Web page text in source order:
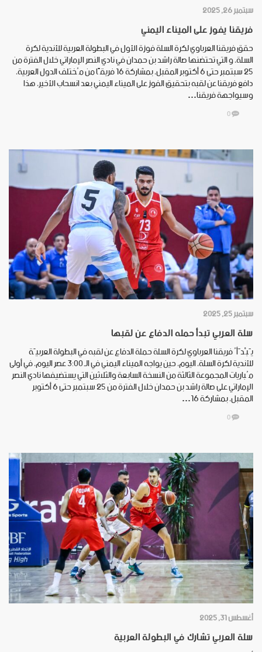
سبتمبر 26, 2025
فريقنا يفوز على الميناء اليمني
حقق فريقنا العرباوي لكرة السلة فوزة الأول في البطولة العربية للأندية لكرة
السلة، و التي تحتضنها صالة راشد بن حمدان في نادي النصر الإماراتي خلال الفترة من
25 سبتمبر حتى 6 أكتوبر المقبل، بمشاركة 16 فريقًا من مُختلف الدول العربية،
دافع فريقنا عن لقبه بتحقيق الفوز على الميناء اليمني بعد انسحاب الأخير، هذا
وسيواجهة فريقنا…
0
سبتمبر 25, 2025
سلة العربي تبدأ حمله الدفاع عن لقبها
يَبْدَأُ فريقنا العرباوي لكرة السلة حملة الدفاع عن لقبه في البطولة العربيّة
للأندية لكرة السلة، اليوم، حين يواجه الميناء اليمني في الـ 3:00 عصر اليوم، في أولى
مُباريات المجموعة الثالثة من النسخة السابعة والثلاثين التي يستضيفها نادي النصر
الإماراتي على صالة راشد بن حمدان خلال الفترة من 25 سبتمبر حتى 6 أكتوبر
المقبل، بمشاركة 16…
0
أغسطس 31, 2025
سلة العربي تشارك في البطولة العربية